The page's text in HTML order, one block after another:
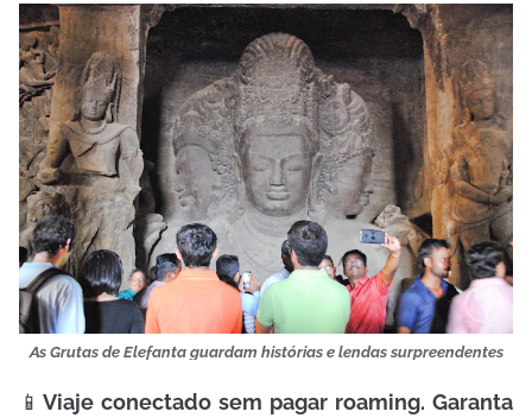
As Grutas de Elefanta guardam histórias e lendas surpreendentes
📱 Viaje conectado sem pagar roaming. Garanta